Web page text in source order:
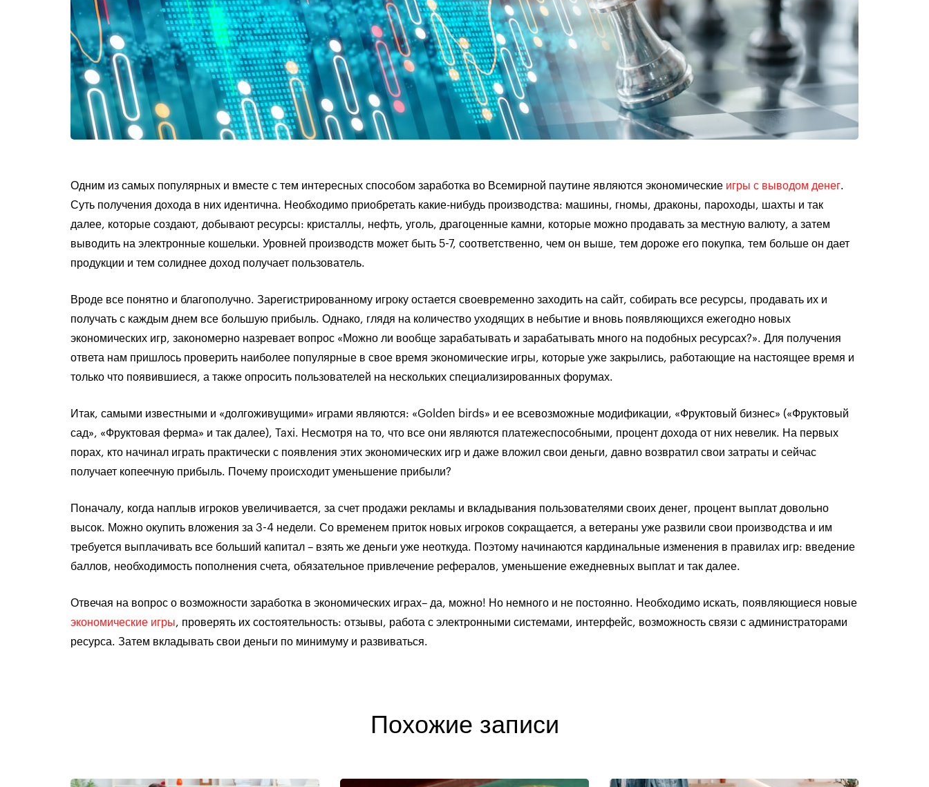
Одним из самых популярных и вместе с тем интересных способом заработка во Всемирной паутине являются экономические игры с выводом денег.
Суть получения дохода в них идентична. Необходимо приобретать какие-нибудь производства: машины, гномы, драконы, пароходы, шахты и так
далее, которые создают, добывают ресурсы: кристаллы, нефть, уголь, драгоценные камни, которые можно продавать за местную валюту, а затем
выводить на электронные кошельки. Уровней производств может быть 5-7, соответственно, чем он выше, тем дороже его покупка, тем больше он дает
продукции и тем солиднее доход получает пользователь.
Вроде все понятно и благополучно. Зарегистрированному игроку остается своевременно заходить на сайт, собирать все ресурсы, продавать их и
получать с каждым днем все большую прибыль. Однако, глядя на количество уходящих в небытие и вновь появляющихся ежегодно новых
экономических игр, закономерно назревает вопрос «Можно ли вообще зарабатывать и зарабатывать много на подобных ресурсах?». Для получения
ответа нам пришлось проверить наиболее популярные в свое время экономические игры, которые уже закрылись, работающие на настоящее время и
только что появившиеся, а также опросить пользователей на нескольких специализированных форумах.
Итак, самыми известными и «долгоживущими» играми являются: «Golden birds» и ее всевозможные модификации, «Фруктовый бизнес» («Фруктовый
сад», «Фруктовая ферма» и так далее), Taxi. Несмотря на то, что все они являются платежеспособными, процент дохода от них невелик. На первых
порах, кто начинал играть практически с появления этих экономических игр и даже вложил свои деньги, давно возвратил свои затраты и сейчас
получает копеечную прибыль. Почему происходит уменьшение прибыли?
Поначалу, когда наплыв игроков увеличивается, за счет продажи рекламы и вкладывания пользователями своих денег, процент выплат довольно
высок. Можно окупить вложения за 3-4 недели. Со временем приток новых игроков сокращается, а ветераны уже развили свои производства и им
требуется выплачивать все больший капитал – взять же деньги уже неоткуда. Поэтому начинаются кардинальные изменения в правилах игр: введение
баллов, необходимость пополнения счета, обязательное привлечение рефералов, уменьшение ежедневных выплат и так далее.
Отвечая на вопрос о возможности заработка в экономических играх– да, можно! Но немного и не постоянно. Необходимо искать, появляющиеся новые
экономические игры, проверять их состоятельность: отзывы, работа с электронными системами, интерфейс, возможность связи с администраторами
ресурса. Затем вкладывать свои деньги по минимуму и развиваться.
Похожие записи